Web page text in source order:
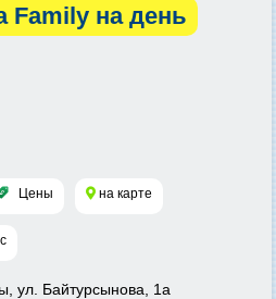
Family на день
Цены на карте
ул. Байтурсынова, 1а